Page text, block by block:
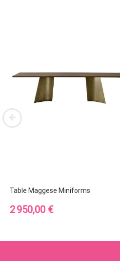
Table Maggese Miniforms
Prix
2 950,00 €